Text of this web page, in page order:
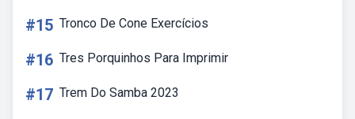
#15 Tronco De Cone Exercícios
#16 Tres Porquinhos Para Imprimir
#17 Trem Do Samba 2023